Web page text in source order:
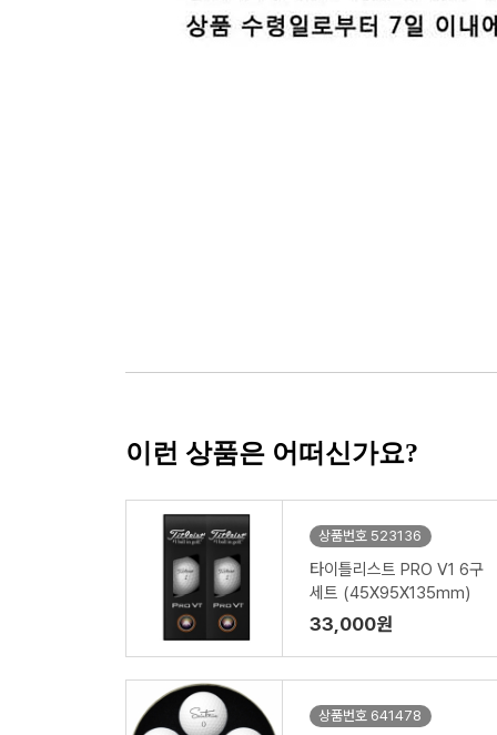
이런 상품은 어떠신가요?
상품번호 523136
타이틀리스트 PRO V1 6구
세트 (45X95X135mm)
33,000원
상품번호 641478